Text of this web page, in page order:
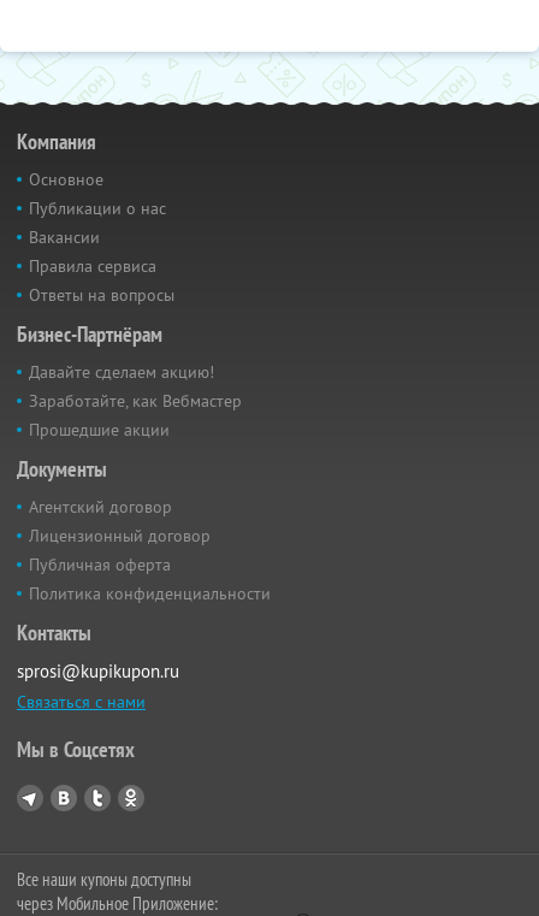
Компания
Основное
Публикации о нас
Вакансии
Правила сервиса
Ответы на вопросы
Бизнес-Партнёрам
Давайте сделаем акцию!
Заработайте, как Вебмастер
Прошедшие акции
Документы
Агентский договор
Лицензионный договор
Публичная оферта
Политика конфиденциальности
Контакты
sprosi@kupikupon.ru
Связаться с нами
Мы в Соцсетях
Все наши купоны доступны
через Мобильное Приложение: